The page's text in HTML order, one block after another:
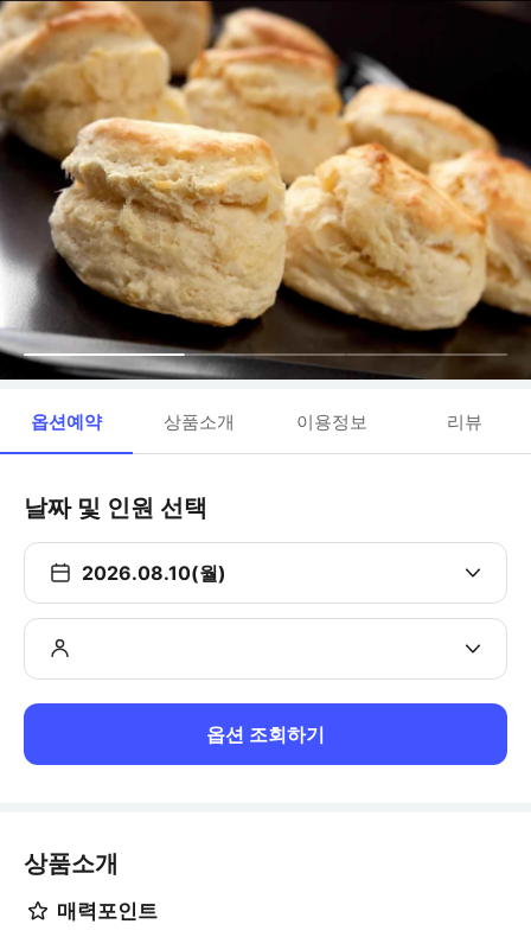
옵션예약 상품소개 이용정보 리뷰
날짜 및 인원 선택
2026.08.10(월)
옵션 조회하기
상품소개
매력포인트